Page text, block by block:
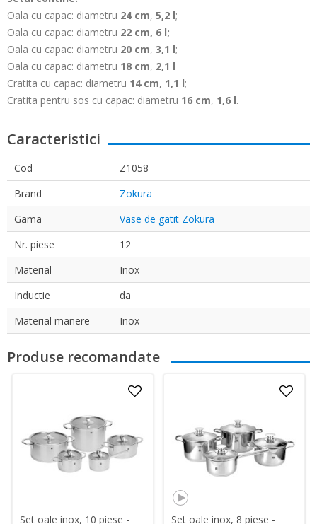
Oala cu capac: diametru 24 cm, 5,2 l;
Oala cu capac: diametru 22 cm, 6 l;
Oala cu capac: diametru 20 cm, 3,1 l;
Oala cu capac: diametru 18 cm, 2,1 l
Cratita cu capac: diametru 14 cm, 1,1 l;
Cratita pentru sos cu capac: diametru 16 cm, 1,6 l.
Caracteristici
Cod
Z1058
Brand
Zokura
Gama
Vase de gatit Zokura
Nr. piese
12
Material
Inox
Inductie
da
Material manere
Inox
Produse recomandate
Set oale inox, 10 piese - Set oale inox, 8 piese -